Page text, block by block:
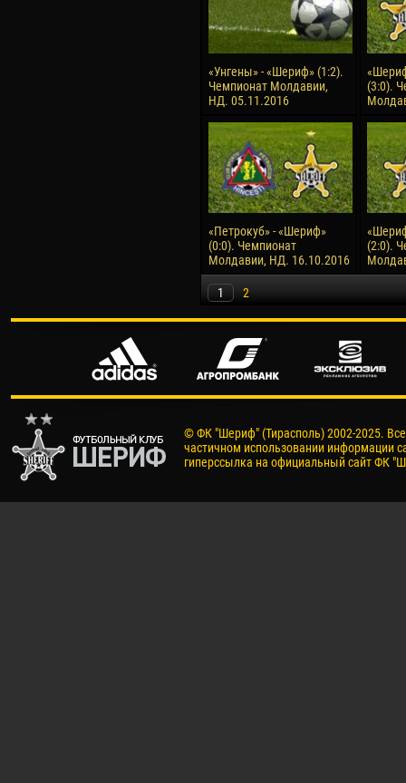
«Унгены» - «Шериф» (1:2).
Чемпионат Молдавии,
НД. 05.11.2016
(3:0).
«Петрокуб» - «Шериф»
(0:0). Чемпионат
Молдавии, НД. 16.10.2016
(2:0).
1 2
© ФК "Шериф" (Тирасполь) 2002-2025.
частичном использовании информации
гиперссылка на официальный сайт ФК